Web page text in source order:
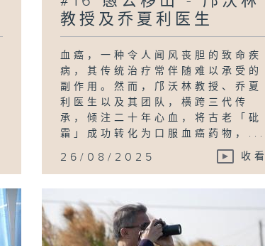
教授及乔夏利医生
血癌，一种令人闻风丧胆的致命疾
病，其传统治疗常伴随难以承受的
副作用。然而，邝沃林教授、乔夏
利医生以及其团队，横跨三代传
承，倾注二十年心血，将古老「砒
霜」成功转化为口服血癌药物，...
26/08/2025 收看